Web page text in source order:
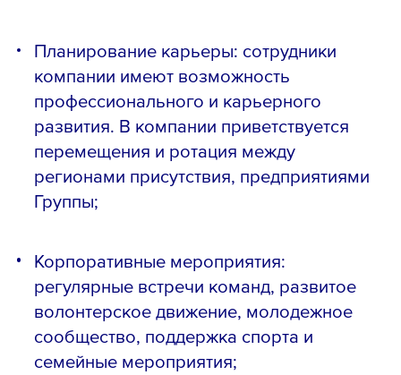
Планирование карьеры: сотрудники
компании имеют возможность
профессионального и карьерного
развития. В компании приветствуется
перемещения и ротация между
регионами присутствия, предприятиями
Группы;
Корпоративные мероприятия:
регулярные встречи команд, развитое
волонтерское движение, молодежное
сообщество, поддержка спорта и
семейные мероприятия;